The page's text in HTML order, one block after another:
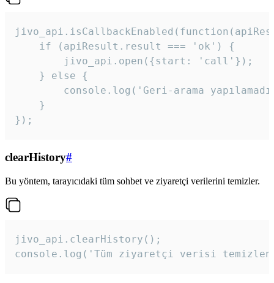
    if (apiResult.result === 'ok') {
        jivo_api.open({start: 'call'});
    } else {
console.log('Geri-arama
    }
});
clearHistory#
Bu yöntem, tarayıcıdaki tüm sohbet ve ziyaretçi verilerini temizler.
jivo_api.clearHistory();
console.log('Tüm ziyaretçi verisi